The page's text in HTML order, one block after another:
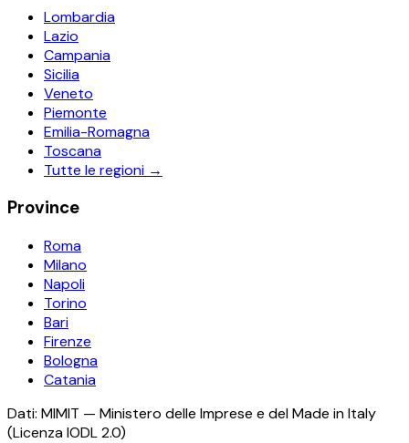
Lombardia
Lazio
Campania
Sicilia
Veneto
Piemonte
Emilia-Romagna
Toscana
Tutte le regioni →
Province
Roma
Milano
Napoli
Torino
Bari
Firenze
Bologna
Catania
Dati: MIMIT — Ministero delle Imprese e del Made in Italy
(Licenza IODL 2.0)